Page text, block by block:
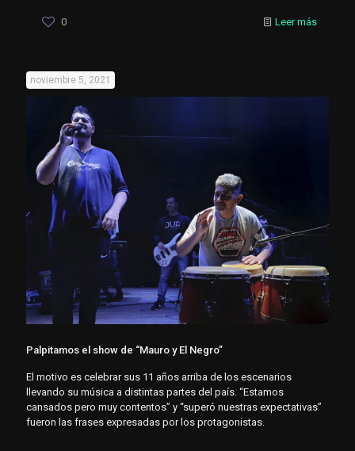
0 Leer más
noviembre 5, 2021
Palpitamos el show de “Mauro y El Negro”
El motivo es celebrar sus 11 años arriba de los escenarios
llevando su música a distintas partes del país. “Estamos
cansados pero muy contentos” y “superó nuestras expectativas”
fueron las frases expresadas por los protagonistas.